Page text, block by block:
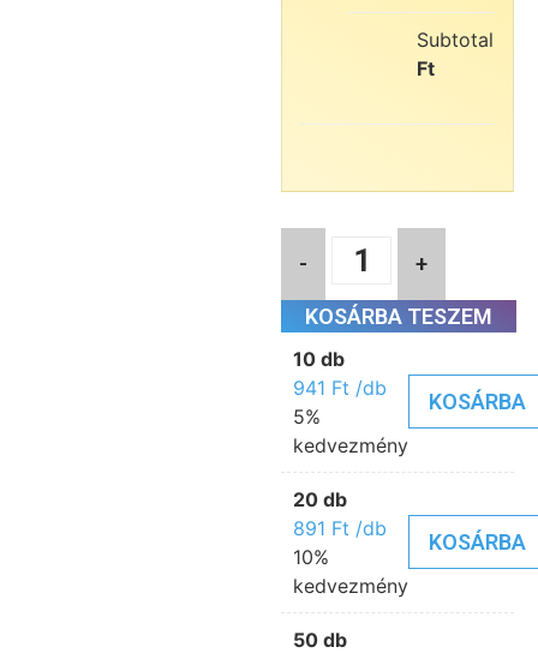
Subtotal:
Ft
- +
KOSÁRBA TESZEM
10 db
941 Ft /db
5%
kedvezmény
KOSÁRBA
20 db
891 Ft /db
10%
kedvezmény
KOSÁRBA
50 db